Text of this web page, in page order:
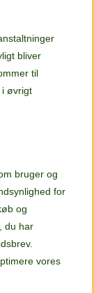
bliver
til
i øvrigt
bruger og
for
og
du har
vores